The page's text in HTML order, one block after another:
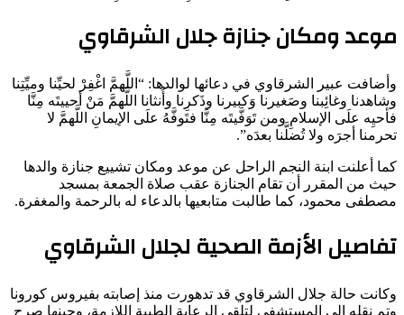
موعد ومكان جنازة جلال الشرقاوي
وأضافت عبير الشرقاوي في دعائها لوالدها: “اللَّهمَّ اغْفِرْ لحيِّنا وميِّتِنا
وشاهدنا وغائِبنا وصَغيرنا وَكبيرنا وذَكرِنا وأُنثانا اللَّهمَّ مَنْ أحييتَه مِنَّا
فأحيِه علَى الإسلامِ ومن تَوَفَّيتَه مِنَّا فتَوفَّهُ علَى الإيمانِ اللَّهمَّ لا
تحرمنا أجرَه ولا تُضلَّنا بعدَه”.
كما أعلنت ابنة النجم الراحل عن موعد ومكان تشييع جنازة والدها
حيث من المقرر أن تقام الجنازة عقب صلاة الجمعة بمسجد
مصطفى محمود، كما طالبت متابعيها بالدعاء له بالرحمة والمغفرة.
تفاصيل الأزمة الصحية لجلال الشرقاوي
وكانت حالة جلال الشرقاوي قد تدهورت منذ إصابته بفيروس كورونا
وتم نقله إلى المستشفى لتلقي الرعاية الطبية اللازمة، وحينها صرح